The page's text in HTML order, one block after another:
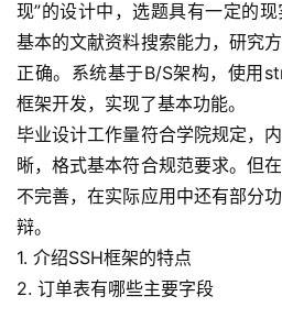
现”的设计中，选题具有一定的
基本的文献资料搜索能力，研究
正确。系统基于B/S架构，使用
框架开发，实现了基本功能。
毕业设计工作量符合学院规定，
晰，格式基本符合规范要求。但
不完善，在实际应用中还有部分
辩。
1. 介绍SSH框架的特点
2. 订单表有哪些主要字段